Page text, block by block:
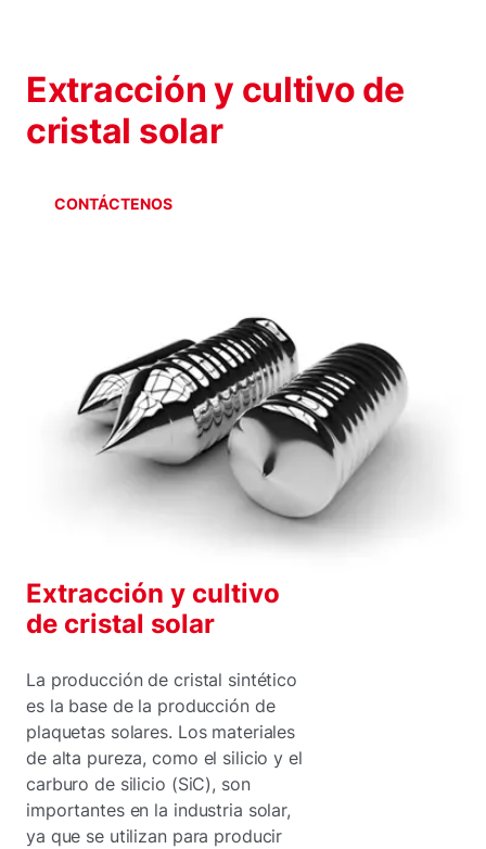
Extracción y cultivo de
cristal solar
CONTÁCTENOS
Extracción y cultivo
de cristal solar
La producción de cristal sintético
es la base de la producción de
plaquetas solares. Los materiales
de alta pureza, como el silicio y el
carburo de silicio (SiC), son
importantes en la industria solar,
ya que se utilizan para producir